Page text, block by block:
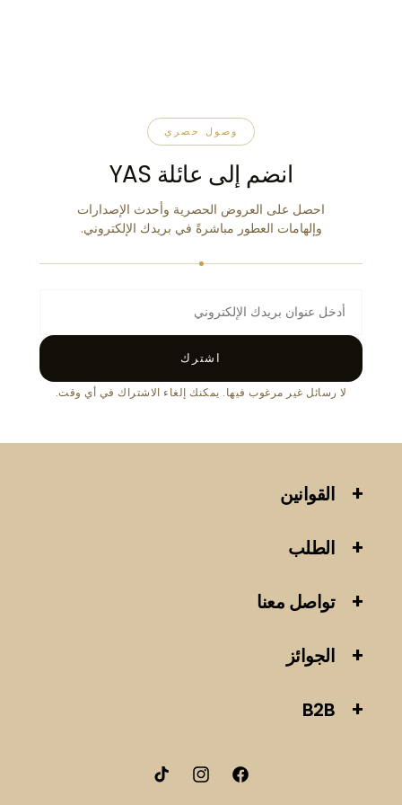
وصول حصري
انضم إلى عائلة YAS
احصل على العروض الحصرية وأحدث الإصدارات
وإلهامات العطور مباشرةً في بريدك الإلكتروني.
اشترك
لا رسائل غير مرغوب فيها. يمكنك إلغاء الاشتراك في أي وقت.
القوانين
الطلب
تواصل معنا
الجوائز
B2B
فيسبوكانستقرامتيك